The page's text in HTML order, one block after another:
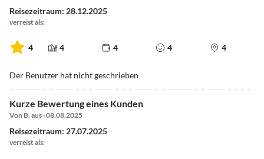
Reisezeitraum: 28.12.2025
verreist als:
4 4 4 4 4
Der Benutzer hat nicht geschrieben
Kurze Bewertung eines Kunden
Von B. aus · 08.08.2025
Reisezeitraum: 27.07.2025
verreist als: